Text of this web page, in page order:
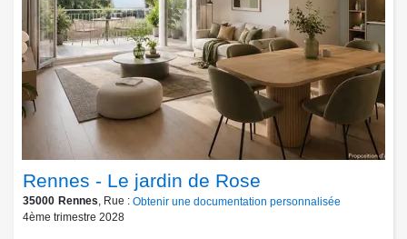
Rennes - Le jardin de Rose
35000 Rennes, Rue : Obtenir une documentation personnalisée
4ème trimestre 2028